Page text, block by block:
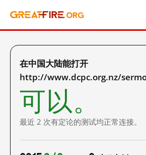
在中国大陆能打开
http://www.dcpc.org.nz/
可以。
最近 2 次有定论的测试均正常连接。